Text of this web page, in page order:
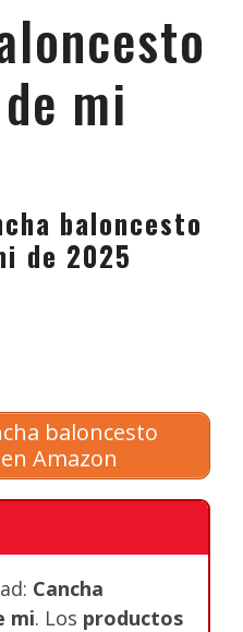
mi
baloncesto
de 2025
baloncesto
Amazon
Cancha
mi. Los productos